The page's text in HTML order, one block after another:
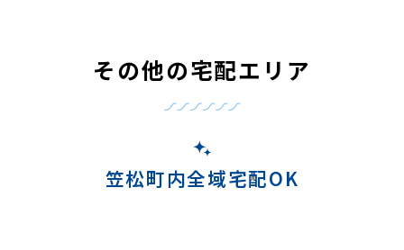
その他の宅配エリア
笠松町内全域宅配OK